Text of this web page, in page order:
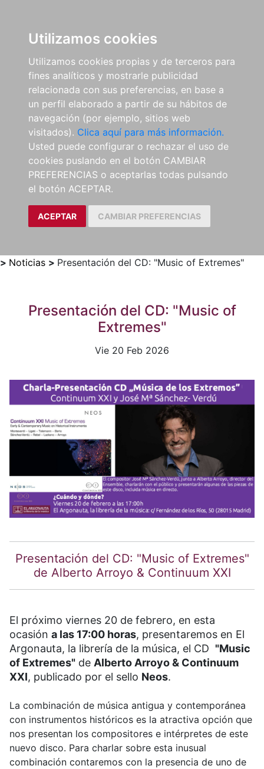
Utilizamos cookies
Utilizamos cookies propias y de terceros para
fines analíticos y mostrarle publicidad
relacionada con sus preferencias, en base a
un perfil elaborado a partir de su hábitos de
navegación (por ejemplo, sitios web
visitados). Clica aquí para más información.
Usted puede configurar o rechazar el uso de
cookies puslando en el botón CAMBIAR
PREFERENCIAS o aceptarlas todas pulsando
el botón ACEPTAR.
ACEPTAR CAMBIAR PREFERENCIAS
> Noticias > Presentación del CD: "Music of Extremes"
Presentación del CD: "Music of
Extremes"
Vie 20 Feb 2026
Presentación del CD: "Music of Extremes"
de Alberto Arroyo & Continuum XXI
El próximo viernes 20 de febrero, en esta
ocasión a las 17:00 horas, presentaremos en El
Argonauta, la librería de la música, el CD "Music
of Extremes" de Alberto Arroyo & Continuum
XXI, publicado por el sello Neos.
La combinación de música antigua y contemporánea
con instrumentos históricos es la atractiva opción que
nos presentan los compositores e intérpretes de este
nuevo disco. Para charlar sobre esta inusual
combinación contaremos con la presencia de uno de